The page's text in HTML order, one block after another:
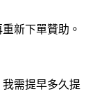
新下單贊助。
需提早多久提